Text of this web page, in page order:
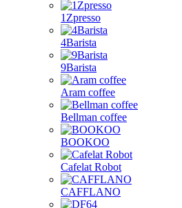
1Zpresso
4Barista
9Barista
Aram coffee
Bellman coffee
BOOKOO
Cafelat Robot
CAFFLANO